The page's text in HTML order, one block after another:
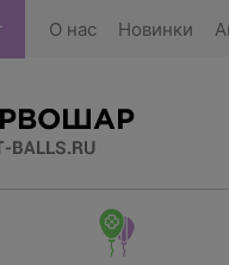
О нас Новинки